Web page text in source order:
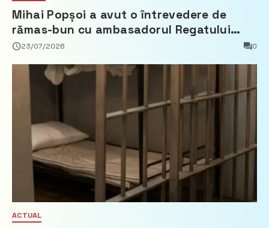
Mihai Popșoi a avut o întrevedere de
rămas-bun cu ambasadorul Regatului
Țărilor de Jos, Fred Duijn
23/07/2026 0
ACTUAL